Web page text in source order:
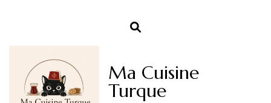
Ma Cuisine
Turque